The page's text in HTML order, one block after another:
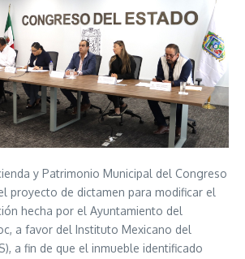
y Patrimonio Municipal del Congreso
proyecto de dictamen para modificar el
hecha por el Ayuntamiento del
a favor del Instituto Mexicano del
a fin de que el inmueble identificado